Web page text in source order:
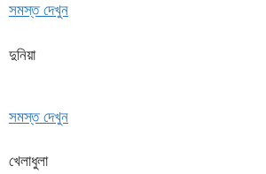
সমস্ত দেখুন
দুনিয়া
সমস্ত দেখুন
খেলাধুলা